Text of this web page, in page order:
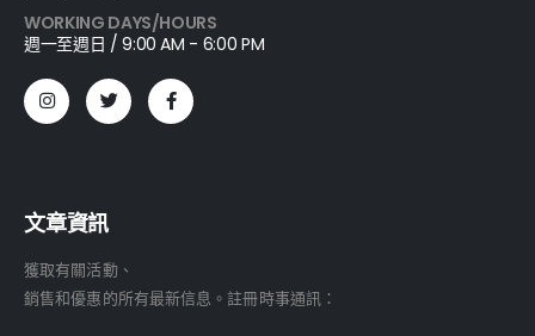
WORKING DAYS/HOURS
週一至週日 / 9:00 AM - 6:00 PM
文章資訊
獲取有關活動、
銷售和優惠的所有最新信息。註冊時事通訊：